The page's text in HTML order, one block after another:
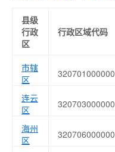
县级
行政
区
行政区域代码
市辖
区
320701000000
连云
区
320703000000
海州
区
320706000000